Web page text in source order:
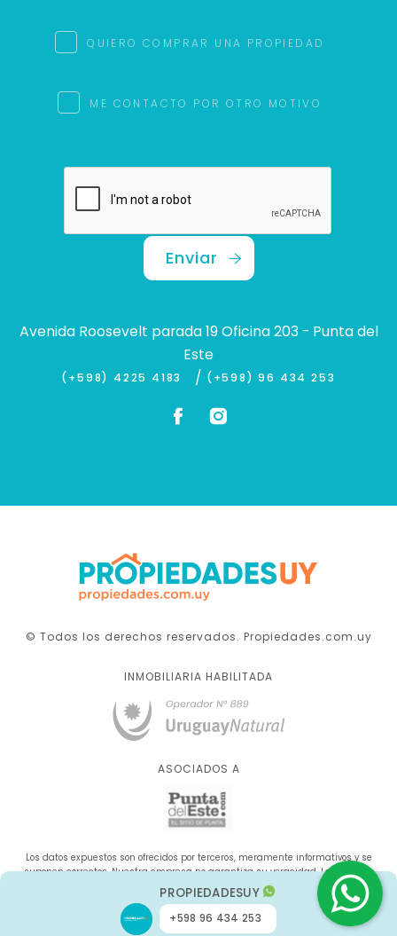
PROPIEDADESUY
+598 96 434 253
QUIERO COMPRAR UNA PROPIEDAD
ME CONTACTO POR OTRO MOTIVO
Enviar
Avenida Roosevelt parada 19 Oficina 203 - Punta del
Este
(+598) 4225 4183 / (+598) 96 434 253
© Todos los derechos reservados. Propiedades.com.uy
INMOBILIARIA HABILITADA
ASOCIADOS A
Los datos expuestos son ofrecidos por terceros, meramente informativos y se
suponen correctos. Nuestra empresa no garantiza su veracidad. La oferta se
sujeta a errores, cambios de precio, omisión y/o retirada del mercado sin aviso
previo.